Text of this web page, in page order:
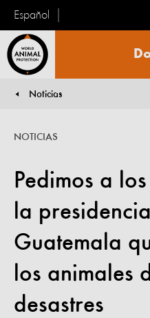
Español
Animal
Noticias
Pedimos a
la
Guatemala
los animales
desastres
NOTICIAS